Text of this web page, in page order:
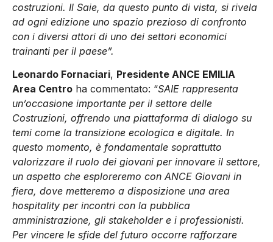
costruzioni. Il Saie, da questo punto di vista, si rivela
ad ogni edizione uno spazio prezioso di confronto
con i diversi attori di uno dei settori economici
trainanti per il paese”.
Leonardo Fornaciari, Presidente ANCE EMILIA
Area Centro ha commentato: “SAIE rappresenta
un’occasione importante per il settore delle
Costruzioni, offrendo una piattaforma di dialogo su
temi come la transizione ecologica e digitale. In
questo momento, è fondamentale soprattutto
valorizzare il ruolo dei giovani per innovare il settore,
un aspetto che esploreremo con ANCE Giovani in
fiera, dove metteremo a disposizione una area
hospitality per incontri con la pubblica
amministrazione, gli stakeholder e i professionisti.
Per vincere le sfide del futuro occorre rafforzare